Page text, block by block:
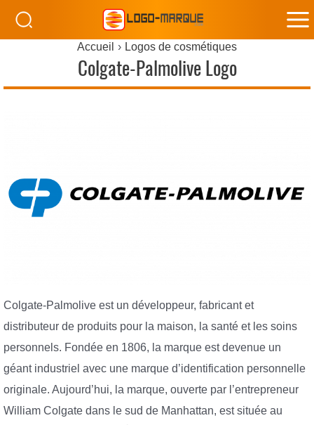
Accueil Logos de cosmétiques
Colgate-Palmolive Logo
Colgate-Palmolive est un développeur, fabricant et
distributeur de produits pour la maison, la santé et les soins
personnels. Fondée en 1806, la marque est devenue un
géant industriel avec une marque d’identification personnelle
originale. Aujourd’hui, la marque, ouverte par l’entrepreneur
William Colgate dans le sud de Manhattan, est située au